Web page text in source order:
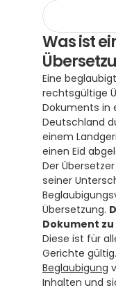
Was ist
Eine
rechtsgültige
Dokuments in
Deutschland
einem
einen Eid
Der
seiner
Übersetzung.
Dokument
Diese ist für
Gerichte
Beglaubigung
Inhalten und